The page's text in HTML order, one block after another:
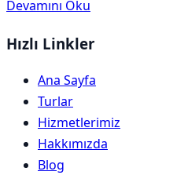
Devamını Oku
Hızlı Linkler
Ana Sayfa
Turlar
Hizmetlerimiz
Hakkımızda
Blog